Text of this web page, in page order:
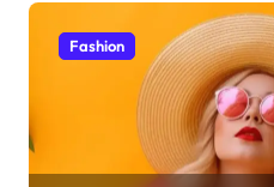
Fashion